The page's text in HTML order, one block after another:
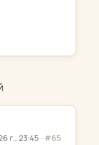
г., 23:45 · #65